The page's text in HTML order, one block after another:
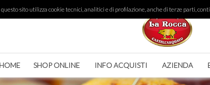
sito utilizza cookie tecnici, analitici e di profilazione, anche di terze parti,
HOME SHOP ONLINE INFO ACQUISTI AZIENDA